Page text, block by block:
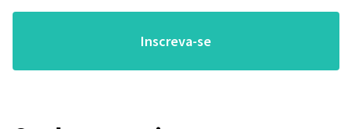
Inscreva-se